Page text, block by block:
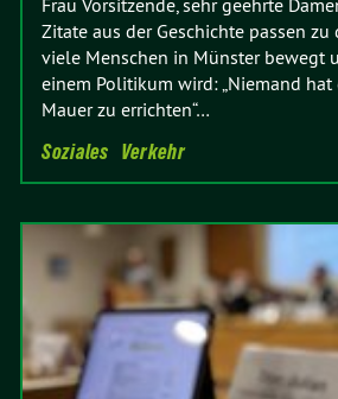
Frau Vorsitzende, sehr geehrte
Zitate aus der Geschichte passen zu
viele Menschen in Münster bewegt
einem Politikum wird: „Niemand hat
Mauer zu errichten“…
Soziales Verkehr